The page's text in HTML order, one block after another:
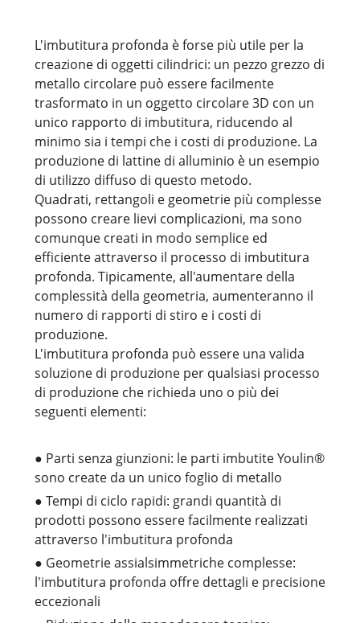
L'imbutitura profonda è forse più utile per la
creazione di oggetti cilindrici: un pezzo grezzo di
metallo circolare può essere facilmente
trasformato in un oggetto circolare 3D con un
unico rapporto di imbutitura, riducendo al
minimo sia i tempi che i costi di produzione. La
produzione di lattine di alluminio è un esempio
di utilizzo diffuso di questo metodo.
Quadrati, rettangoli e geometrie più complesse
possono creare lievi complicazioni, ma sono
comunque creati in modo semplice ed
efficiente attraverso il processo di imbutitura
profonda. Tipicamente, all'aumentare della
complessità della geometria, aumenteranno il
numero di rapporti di stiro e i costi di
produzione.
L'imbutitura profonda può essere una valida
soluzione di produzione per qualsiasi processo
di produzione che richieda uno o più dei
seguenti elementi:
● Parti senza giunzioni: le parti imbutite Youlin®
sono create da un unico foglio di metallo
● Tempi di ciclo rapidi: grandi quantità di
prodotti possono essere facilmente realizzati
attraverso l'imbutitura profonda
● Geometrie assialsimmetriche complesse:
l'imbutitura profonda offre dettagli e precisione
eccezionali